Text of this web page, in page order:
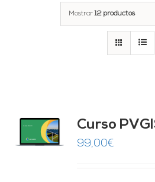
Mostrar12 productos
Curso
99,00€